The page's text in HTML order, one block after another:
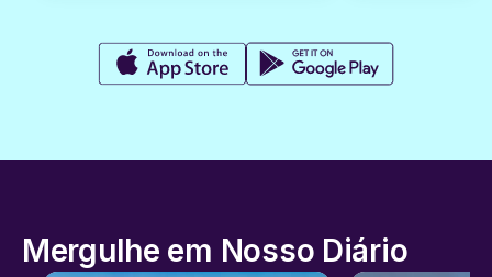
Mergulhe em Nosso Diário